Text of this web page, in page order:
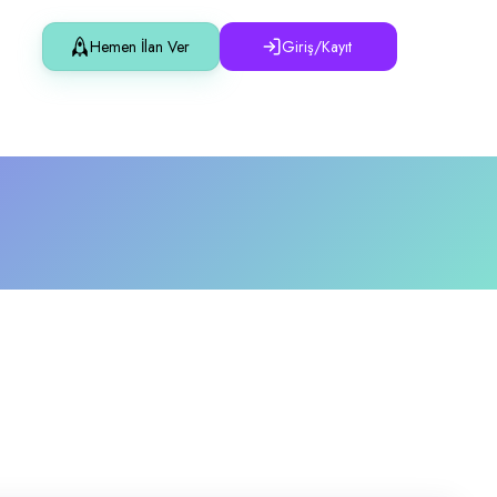
Hemen İlan Ver Giriş/Kayıt